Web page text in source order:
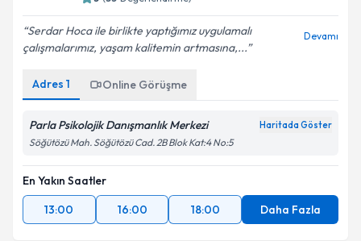
Serdar Hoca ile birlikte yaptığımız uygulamalı
çalışmalarımız, yaşam kalitemin artmasına,...
Devamı
Adres 1 Online Görüşme
Parla Psikolojik Danışmanlık Merkezi Haritada Göster
Söğütözü Mah. Söğütözü Cad. 2B Blok Kat:4 No:5
En Yakın Saatler
13:00
16:00 18:00 Daha Fazla